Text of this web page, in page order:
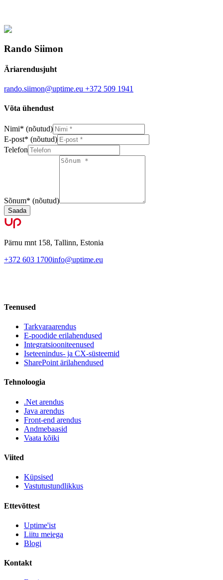
Rando Siimon
Äriarendusjuht
rando.siimon@uptime.eu +372 509 1941
Võta ühendust
Nimi* (nõutud)
E-post* (nõutud)
Telefon
Sõnum* (nõutud)
Saada
Pärnu mnt 158, Tallinn, Estonia
+372 603 1700info@uptime.eu
Teenused
Tarkvaraarendus
E-poodide erilahendused
Integratsiooniteenused
Iseteenindus- ja CX-süsteemid
SharePoint ärilahendused
Tehnoloogia
.Net arendus
Java arendus
Front-end arendus
Andmebaasid
Vaata kõiki
Viited
Küpsised
Vastutustundlikkus
Ettevõttest
Uptime'ist
Liitu meiega
Blogi
Kontakt